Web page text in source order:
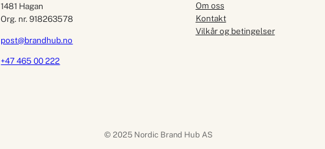
1481 Hagan
Org. nr. 918263578
post@brandhub.no
+47 465 00 222
Om oss
Kontakt
Vilkår og betingelser
© 2025 Nordic Brand Hub AS